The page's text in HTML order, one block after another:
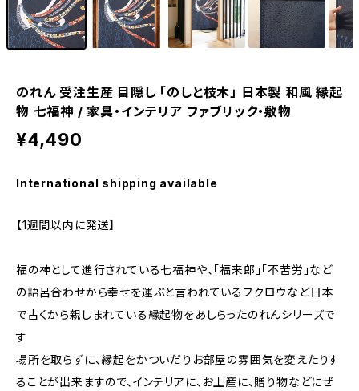
のれん 受注生産 目隠し 「のしと枝木」 日本製 和風 縁起
物 七福神 / 家具・インテリア ファブリック・敷物
¥4,490
International shipping available
【1週間以内に発送】
福の神として進行されている七福神や、「福来郎」「不苦労」など
の語呂合わせから幸せを運ぶと言われているフクロウなど日本
で古くから親しまれている縁起物をあしらったのれんシリーズで
す
場所を取らずに、縁起をかついだりお部屋の雰囲気を変えたりす
ることが出来ますので、インテリアに、お土産に、贈り物などにぜ